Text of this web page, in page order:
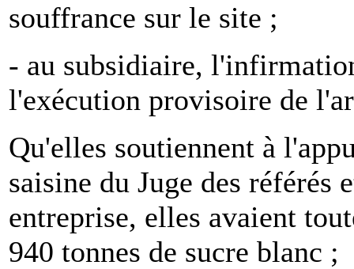
souffrance sur le site ;
- au subsidiaire,
l'exécution provisoire de
Qu'elles soutiennent à
saisine du Juge des
entreprise, elles avaient
940 tonnes de sucre blanc ;